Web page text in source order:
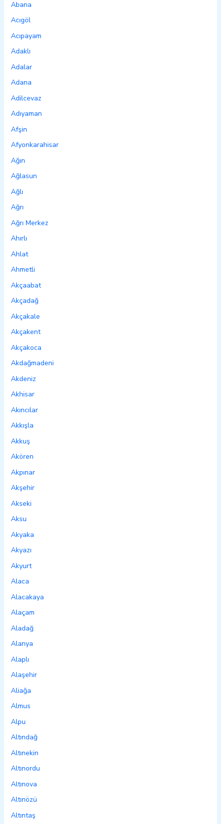
Abana
Acıgöl
Acıpayam
Adaklı
Adalar
Adana
Adilcevaz
Adıyaman
Afşin
Afyonkarahisar
Ağın
Ağlasun
Ağlı
Ağrı
Ağrı Merkez
Ahırlı
Ahlat
Ahmetli
Akçaabat
Akçadağ
Akçakale
Akçakent
Akçakoca
Akdağmadeni
Akdeniz
Akhisar
Akıncılar
Akkışla
Akkuş
Akören
Akpınar
Akşehir
Akseki
Aksu
Akyaka
Akyazı
Akyurt
Alaca
Alacakaya
Alaçam
Aladağ
Alanya
Alaplı
Alaşehir
Aliağa
Almus
Alpu
Altındağ
Altınekin
Altınordu
Altınova
Altınözü
Altıntaş